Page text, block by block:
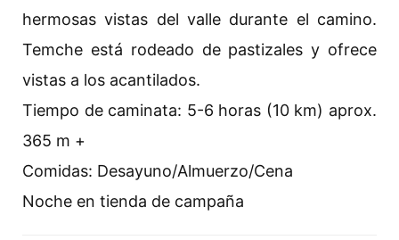
hermosas vistas del valle durante el camino.
Temche está rodeado de pastizales y ofrece
vistas a los acantilados.
Tiempo de caminata: 5-6 horas (10 km) aprox.
365 m +
Comidas: Desayuno/Almuerzo/Cena
Noche en tienda de campaña